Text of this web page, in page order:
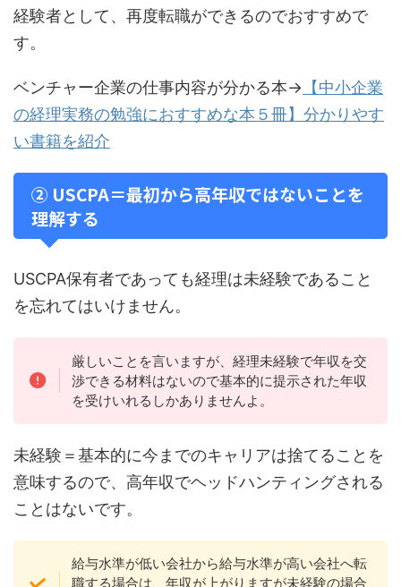
経験者として、再度転職ができるのでおすすめで
す。
ベンチャー企業の仕事内容が分かる本→ 【中小企業
の経理実務の勉強におすすめな本５冊】分かりやす
い書籍を紹介
② USCPA＝最初から高年収ではないことを
理解する
USCPA保有者であっても経理は未経験であること
を忘れてはいけません。
厳しいことを言いますが、経理未経験で年収を交
渉できる材料はないので基本的に提示された年収
を受けいれるしかありませんよ。
未経験＝基本的に今までのキャリアは捨てることを
意味するので、高年収でヘッドハンティングされる
ことはないです。
給与水準が低い会社から給与水準が高い会社へ転
職する場合は、年収が上がりますが未経験の場合